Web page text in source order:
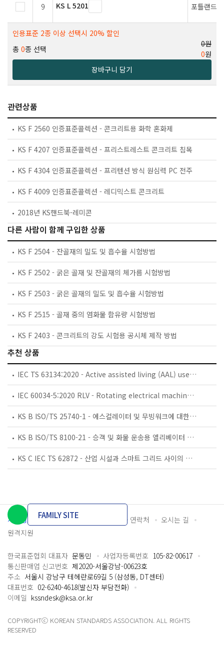
9 KS L 5201 포틀랜드
인용표준 2종 이상 선택시 20% 할인
총 0종 선택
0원
0원
장바구니 담기
관련상품
KS F 2560 인증표준콜렉션 - 콘크리트용 화학 혼화제
KS F 4207 인증표준콜렉션 - 프리스트레스트 콘크리트 침목
KS F 4304 인증표준콜렉션 - 프리텐션 방식 원심력 PC 전주
KS F 4009 인증표준콜렉션 - 레디믹스트 콘크리트
2018년 KS핸드북-레미콘
다른 사람이 함께 구입한 상품
KS F 2504 - 잔골재의 밀도 및 흡수율 시험방법
KS F 2502 - 굵은 골재 및 잔골재의 체가름 시험방법
KS F 2503 - 굵은 골재의 밀도 및 흡수율 시험방법
KS F 2515 - 골재 중의 염화물 함유량 시험방법
KS F 2403 - 콘크리트의 강도 시험용 공시체 제작 방법
추천 상품
IEC TS 63134:2020 - Active assisted living (AAL) use cases
IEC 60034-5:2020 RLV - Rotating electrical machines - Part 5: Degrees of protection provided by the integral design of rotating electrical machines (IP code) - Classification
KS B ISO/TS 25740-1 - 에스컬레이터 및 무빙워크에 대한 안전요건 — 제1부: 세계공통 필수 안전요건(GESRs)
KS B ISO/TS 8100-21 - 승객 및 화물 운송용 엘리베이터 —제21부: 세계공통 필수안전요건(GESRs)을 충족하는 세계공통 안전 파라미터(GSPs)
KS C IEC TS 62872 - 산업 시설과 스마트 그리드 사이의 산업 공정 측정, 제어 및 자동화 시스템 인터페이스
개인정보처리방침 이용약관 담당자 연락처
오시는 길
원격지원
FAMILY SITE
한국표준협회 대표자 문동민 사업자등록번호 105-82-00617
통신판매업 신고번호 제2020-서울강남-00623호
주소 서울시 강남구 테헤란로69길 5 (삼성동, DT센터)
대표번호 02-6240-4618(발신자 부담전화)
이메일 kssndesk@ksa.or.kr
COPYRIGHTⓒ KOREAN STANDARDS ASSOCIATION. ALL RIGHTS
RESERVED